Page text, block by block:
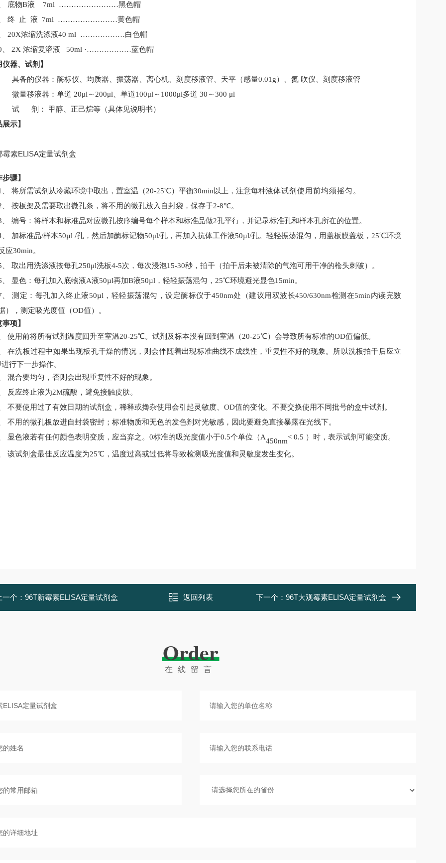
底物B液 7ml ……………………黑色帽
终 止 液 7ml ……………………黄色帽
20X浓缩洗涤液40 ml ………………白色帽
2X 浓缩复溶液 50ml ·………………蓝色帽
仪器、试剂 】
具备的仪器：酶标仪、均质器、振荡器、离心机、刻度移液管、天平（感量0.01g）、氮 吹仪、刻度移液管
微量移液器：单道 20μl ～ 200μl 、单道100μl ～ 1000μl多道 30 ～300 μl
试
剂： 甲醇、正己烷等（具体见说明书）
展示】
步骤】
、 将所需试剂从冷藏环境中取出，置室温（20-25℃）平衡30min以上 ， 注意每种液体试剂使用前均须摇匀。
、 按板架及需要取出微孔条，将不用的微孔放入自封袋，保存于2-8℃。
、 编号：将样本和标准品对应微孔按序编号每个样本和标准品做2孔平行，并记录标准孔和样本孔所在的位置。
、 加标准品/样本50µl /孔 ，然后加酶标记物50μl/孔，再加入抗体工作液50µl/孔。轻轻振荡混匀，用盖板膜盖板， 25℃环境
应30min。
、 取出用洗涤液按每孔250μl洗板4-5次，每次浸泡15-30秒，拍干（拍干后未被清除的气泡可用干净的枪头刺破）。
、
显色：每孔加入底物液A液50µl再加B液50µl ，轻轻振荡混匀， 25℃环境避光显色15min。
、测定：每孔加入终止液50µl ，轻轻振荡混匀，设定酶标仪于450nm处（建议用双波长450/630nm检测在5min内读完数
），测定吸光度值（OD值）。
项】
使用前将所有试剂温度回升至室温20-25℃。试剂及标本没有回到室温（20-25℃）会导致所有标准的OD值偏低。
在洗板过程中如果出现板孔干燥的情况，则会伴随着出现标准曲线不成线性，重复性不好的现象。所以洗板拍干后应立
行下一步操作。
混合要均匀，否则会出现重复性不好的现象。
反应终止液为2M硫酸，避免接触皮肤。
不要使用过了有效日期的试剂盒，稀释或搀杂使用会引起灵敏度、 OD值的变化。不要交换使用不同批号的盒中试剂。
不用的微孔板放进自封袋密封；标准物质和无色的发色剂对光敏感，因此要避免直接暴露在光线下。
显色液若有任何颜色表明变质，应当弃之。 0标准的吸光度值小于0.5个单位（A450nm< 0.5 ）时，表示试剂可能变质。
该试剂盒最佳反应温度为25℃ ，温度过高或过低将导致检测吸光度值和灵敏度发生变化。
一个： 96T新霉素ELISA定量试剂盒 返回列表 下一个： 96T大观霉素ELISA定量试剂盒
Order
在线留言